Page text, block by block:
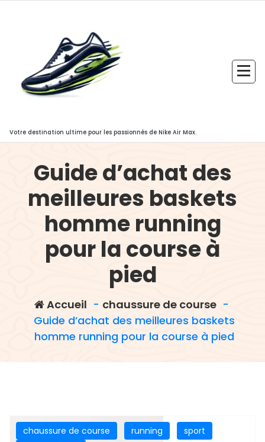
Votre destination ultime pour les passionnés de Nike Air Max.
Guide d’achat des
meilleures baskets
homme running
pour la course à
pied
Accueil - chaussure de course -
Guide d’achat des meilleures baskets
homme running pour la course à pied
chaussure de course running
sport